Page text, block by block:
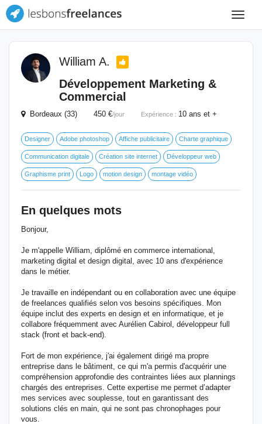
Toggle
William A.
Développement Marketing &
Commercial
Bordeaux (33) 450 €/jour Expérience : 10 ans et +
Designer Adobe photoshop Affiche publicitaire Charte graphique
Communication digitale Création site internet Développeur web
Graphisme print Logo motion design montage vidéo
En quelques mots
Bonjour,
Je m'appelle William, diplômé en commerce international,
marketing digital et design digital, avec 10 ans d'expérience
dans le métier.
Je travaille en indépendant ou en collaboration avec une équipe
de freelances qualifiés selon vos besoins spécifiques. Mon
équipe inclut des experts en design et en informatique, et je
collabore fréquemment avec Aurélien Cabirol, développeur full
stack (front et back-end).
Fort de mon expérience, j'ai également dirigé ma propre
entreprise dans le bâtiment, ce qui m'a permis d'acquérir une
compréhension approfondie des contraintes liées aux plannings
chargés des entreprises. Cette expertise me permet d’adapter
mes services avec souplesse, tout en garantissant des
solutions clés en main, qui ne sont pas chronophages pour
vous.